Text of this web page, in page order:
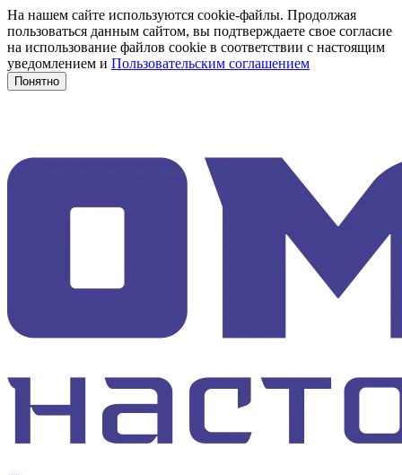
На нашем сайте используются cookie-файлы. Продолжая
пользоваться данным сайтом, вы подтверждаете свое согласие
на использование файлов cookie в соответствии с настоящим
уведомлением и Пользовательским соглашением
Понятно